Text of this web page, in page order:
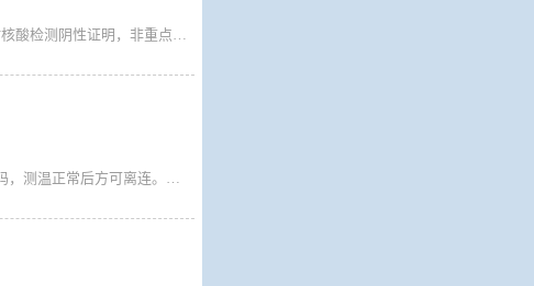
2022年2月6日起来自或途经重点地区(行程码带*号)来连旅客必须持有48小时核酸检测阴性证明，非重点关注地区和非重点管控地区的旅客不再需要核酸检测报告，填写承诺书放行，承诺抵连立即做一次核酸检测、进行14日自我健康监测，主动向居住地（或目的地）社区（村）报备。
广大旅客： 1.即日起所有乘船离连人员需持国务院行程卡、辽事通健康码绿码，测温正常后方可离连。请离连人员密切关注目的地疫情防控政策，按照目的地属地疫情防控要求，提前准备核酸检测阴性证明等相关手续备查。 2.来自重点管控地区、重点关注地区、行程码有*号的旅客仍需持有48小时核酸方可乘船离连，因未履行目的地属地防疫政策要求的旅客，一切后果自行承担。